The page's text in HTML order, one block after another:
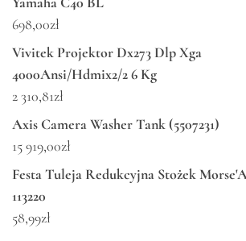
698,00zł
Vivitek Projektor Dx273 Dlp Xga
4000Ansi/Hdmix2/2 6 Kg
2 310,81zł
Axis Camera Washer Tank (5507231)
15 919,00zł
Festa Tuleja Redukcyjna Stożek
113220
58,99zł